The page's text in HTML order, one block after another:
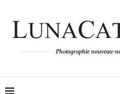
Photographie nouveau-